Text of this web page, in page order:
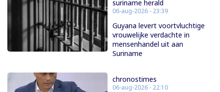
suriname herald
06-aug-2026 - 23:39
Guyana levert voortvluchtige
vrouwelijke verdachte in
mensenhandel uit aan
Suriname
chronostimes
06-aug-2026 - 22:10